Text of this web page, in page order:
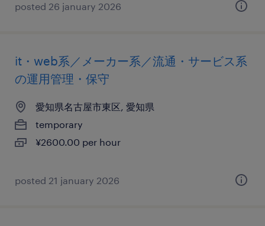
posted 26 january 2026
it・web系／メーカー系／流通・サービス系
の運用管理・保守
愛知県名古屋市東区, 愛知県
temporary
¥2600.00 per hour
posted 21 january 2026